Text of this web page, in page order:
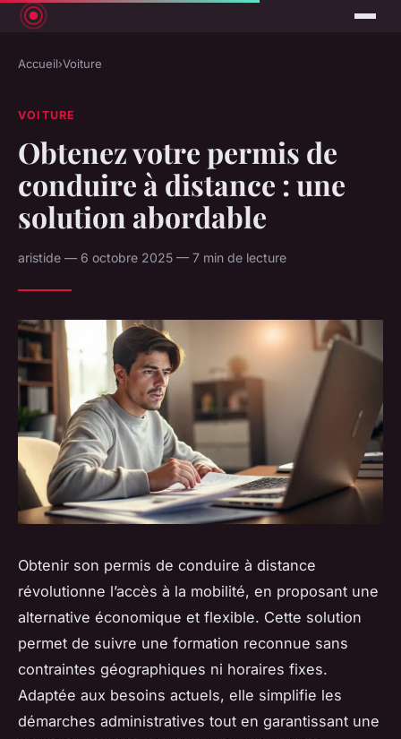
Accueil›Voiture
VOITURE
Obtenez votre permis de
conduire à distance : une
solution abordable
aristide — 6 octobre 2025 — 7 min de lecture
Obtenir son permis de conduire à distance
révolutionne l’accès à la mobilité, en proposant une
alternative économique et flexible. Cette solution
permet de suivre une formation reconnue sans
contraintes géographiques ni horaires fixes.
Adaptée aux besoins actuels, elle simplifie les
démarches administratives tout en garantissant une